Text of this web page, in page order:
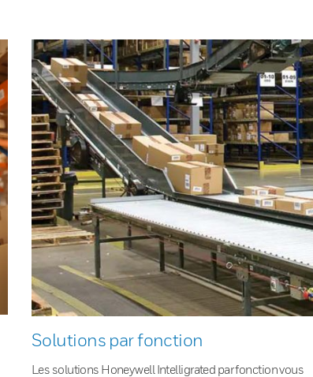
Solutions par fonction
Les solutions Honeywell Intelligrated par fonction vous